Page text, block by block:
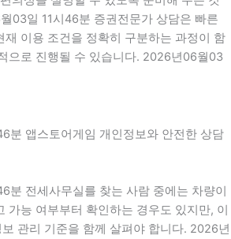
03일 11시46분 증권전문가 상담은 빠른
재 이용 조건을 정확히 구분하는 과정이 함
으로 진행될 수 있습니다. 2026년06월03
분 앱스토어게임 개인정보와 안전한 상담
분 전세사무실를 찾는 사람 중에는 차량이
가능 여부부터 확인하는 경우도 있지만, 이
관리 기준을 함께 살펴야 합니다. 2026년